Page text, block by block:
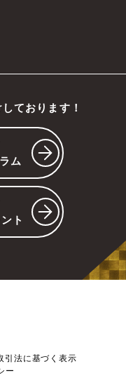
ております！
ム
ト
引法に基づく表示
ー